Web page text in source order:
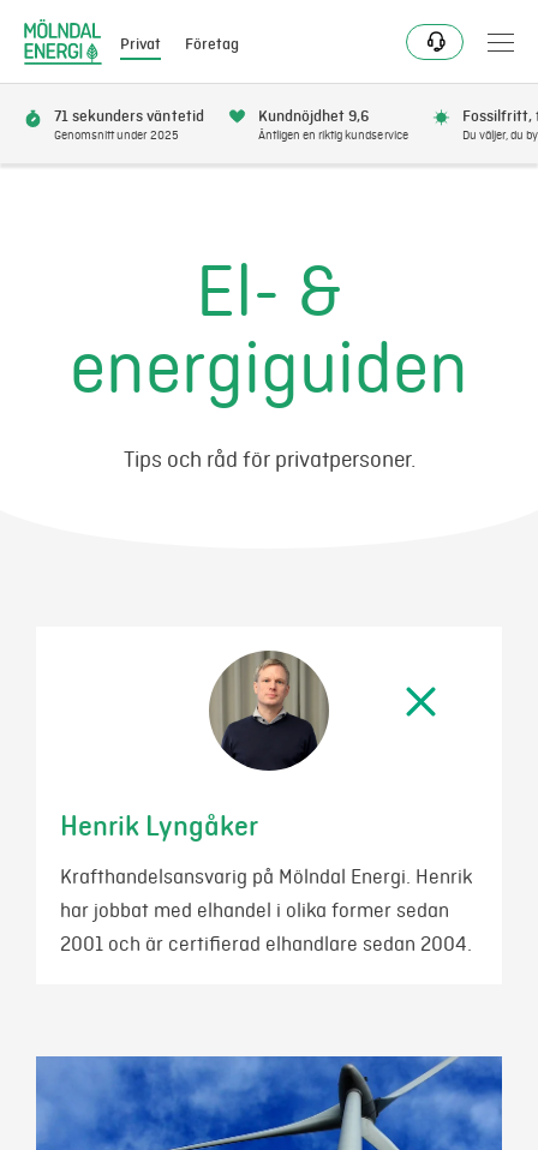
Privat Företag
Se avbrott
Få bonus
71 sekunders väntetid
Genomsnitt under 2025
Kundnöjdhet 9,6
Äntligen en riktig kundservice
Fossilfritt,
Du väljer, du
El- &
energiguiden
Tips och råd för privatpersoner.
Henrik Lyngåker
Krafthandelsansvarig på Mölndal Energi. Henrik
har jobbat med elhandel i olika former sedan
2001 och är certifierad elhandlare sedan 2004.